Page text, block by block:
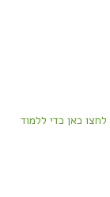
לחצו כאן כדי ללמוד